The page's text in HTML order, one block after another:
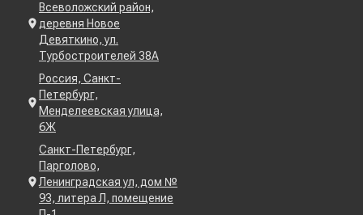
Всеволожский район,
деревня Новое
Девяткино, ул.
Турбостроителей 38А
Россия, Санкт-
Петербург,
Менделеевская улица,
6Ж
Санкт-Петербург,
Парголово,
Ленинградская ул, дом №
93, литера Л, помещение